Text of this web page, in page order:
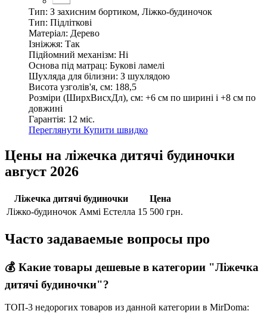
Тип: З захисним бортиком, Ліжко-будиночок
Тип: Підліткові
Матеріал: Дерево
Ізніжжя: Так
Підйомний механізм: Ні
Основа під матрац: Букові ламелі
Шухляда для білизни: З шухлядою
Висота узголів'я, см: 188,5
Розміри (ШирxВисxДл), см: +6 см по ширині і +8 см по
довжині
Гарантія: 12 міс.
Переглянути Купити швидко
Цены на ліжечка дитячі будиночки
август 2026
Ліжечка дитячі будиночки
Цена
Ліжко-будиночок Аммі Естелла 15 500 грн.
Часто задаваемые вопросы про
💰 Какие товары дешевые в категории "Ліжечка
дитячі будиночки"?
ТОП-3 недорогих товаров из данной категории в MirDoma: